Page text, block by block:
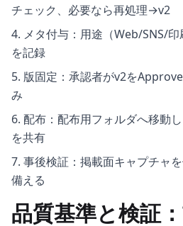
チェック、必要なら再処理→v2
メタ付与：用途（Web/SNS/
を記録
版固定：承認者がv2を
み
配布：配布用フォルダへ移動
を共有
事後検証：掲載面キャプチャ
備える
品質基準と検証